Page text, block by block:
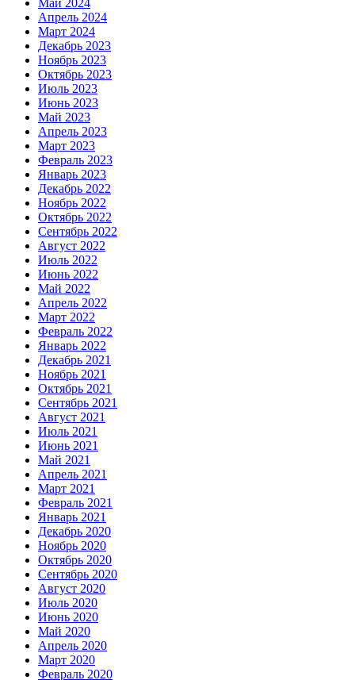
Май 2024
Апрель 2024
Март 2024
Декабрь 2023
Ноябрь 2023
Октябрь 2023
Июль 2023
Июнь 2023
Май 2023
Апрель 2023
Март 2023
Февраль 2023
Январь 2023
Декабрь 2022
Ноябрь 2022
Октябрь 2022
Сентябрь 2022
Август 2022
Июль 2022
Июнь 2022
Май 2022
Апрель 2022
Март 2022
Февраль 2022
Январь 2022
Декабрь 2021
Ноябрь 2021
Октябрь 2021
Сентябрь 2021
Август 2021
Июль 2021
Июнь 2021
Май 2021
Апрель 2021
Март 2021
Февраль 2021
Январь 2021
Декабрь 2020
Ноябрь 2020
Октябрь 2020
Сентябрь 2020
Август 2020
Июль 2020
Июнь 2020
Май 2020
Апрель 2020
Март 2020
Февраль 2020